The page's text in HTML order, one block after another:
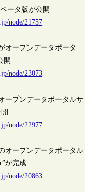
ータ版が公開
node/21757
オープンデータポータ
開
node/23073
ープンデータポータルサ
node/22977
オープンデータポータル
が完成
node/20863